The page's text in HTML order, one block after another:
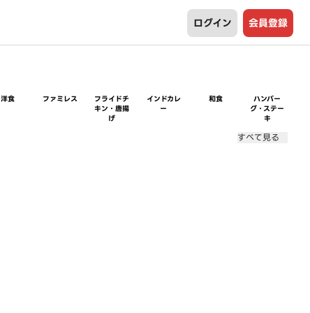
ログイン 会員登録
洋食 ファミレス
フライドチ
キン・唐揚
げ
インドカレ
ー
和食
ハンバー
グ・ステー
キ
すべて見る